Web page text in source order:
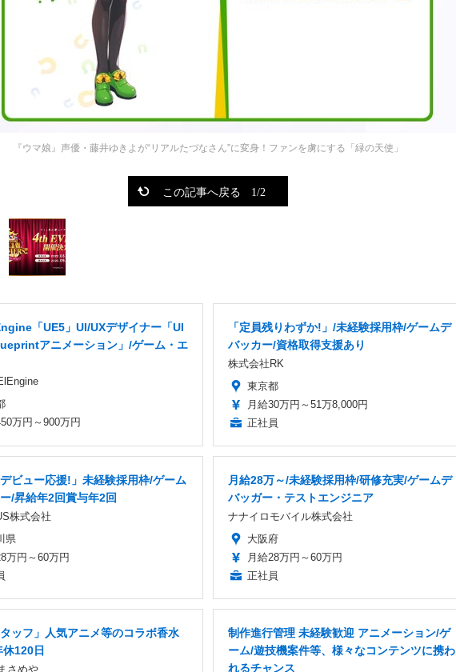
『ウマ娘』声優・藤井ゆきよが“リアルたづなさん”に変身！ファンを虜にする「緑の天使」
この記事へ戻る 1/2
「UE5」UI/UXデザイナー「UI
アニメーション」/ゲーム・エ
万円～900万円
「定員残りわずか!」/未経験採用枠/ゲームデ
バッカー/資格取得支援あり
株式会社RK
東京都
月給30万円～51万8,000円
正社員
デビュー応援!」未経験採用枠/ゲーム
/昇給年2回賞与年2回
株式会社
県
万円～60万円
月給28万～/未経験採用枠/研修充実/ゲームデ
バッガー・テストエンジニア
ナナイロモバイル株式会社
大阪府
月給28万円～60万円
正社員
タッフ」人気アニメ等のコラボ香水
120日
さめや
制作進行管理 未経験歓迎 アニメーション/ゲ
ーム/遊技機案件等、様々なコンテンツに携わ
れるチャンス